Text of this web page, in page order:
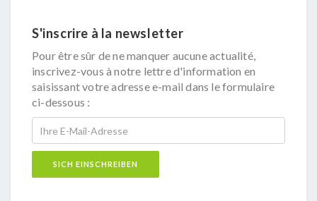
S'inscrire à la newsletter
Pour être sûr de ne manquer aucune actualité,
inscrivez-vous à notre lettre d'information en
saisissant votre adresse e-mail dans le formulaire
ci-dessous :